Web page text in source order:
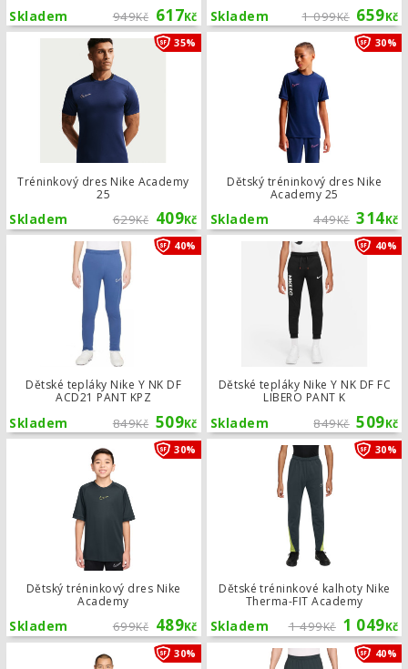
949Kč 617Kč
Skladem 1 099Kč 659Kč
Skladem
Tréninkový dres Nike Academy
25
629Kč 409Kč
Skladem
35% Tréninkový dres Nike Academy 25
Dětský tréninkový dres Nike
Academy 25
449Kč 314Kč
Skladem
30%
Dětské tepláky Nike Y NK DF
ACD21 PANT KPZ
849Kč 509Kč
Skladem
40% Dětské tepláky Nike Y NK DF ACD21
Dětské tepláky Nike Y NK DF FC
LIBERO PANT K
849Kč 509Kč
Skladem
40%
Dětský tréninkový dres Nike
Academy
699Kč 489Kč
Skladem
30% Dětský tréninkový dres Nike
Dětské tréninkové kalhoty Nike
Therma-FIT Academy
1 499Kč 1 049Kč
Skladem
30%
30% Tréninková mikina Nike Strike 40%